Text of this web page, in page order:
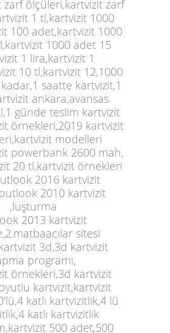
zarf ölçüleri,kartvizitzarf
1 tl,kartvizit 1000
100 adet,kartvizit 1000
1000 adet 15
1 lira,kartvizit 1
10 tl,kartvizit 12,1000
saatte kartvizit,1
ankara,avansas
günde teslim kartvizit
örnekleri,2019 kartvizit
modelleri
powerbank 2600 mah,
20 tl,kartvizit örnekleri
2016 kartvizit
2010 kartvizit
,luşturma
2013 kartvizit
sitesi
3d,3d kartvizit
programı,
örnekleri,3d kartvizit
kartvizit,kartvizit
katlı kartvizitlik,4 lü
katlı kartvizitlik
500 adet,500